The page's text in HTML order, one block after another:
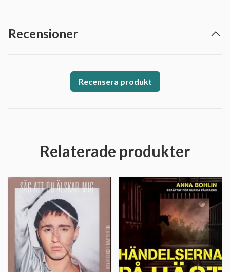
Recensioner
Recensera produkt
Relaterade produkter